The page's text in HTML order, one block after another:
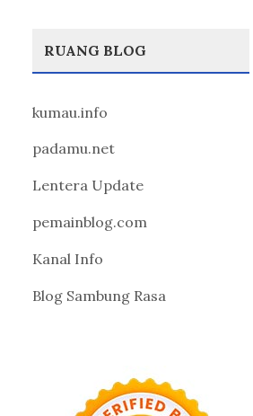
RUANG BLOG
kumau.info
padamu.net
Lentera Update
pemainblog.com
Kanal Info
Blog Sambung Rasa